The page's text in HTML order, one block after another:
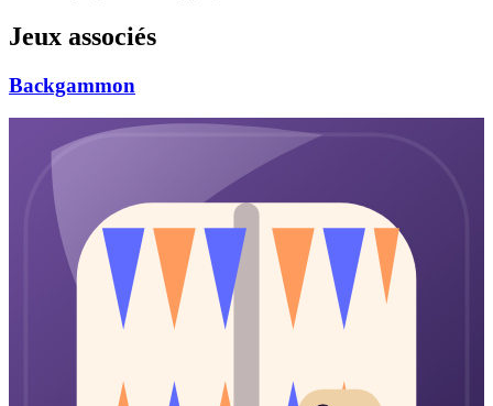
Jeux associés
Backgammon